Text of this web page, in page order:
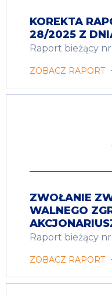
KOREKTA
28/2025 Z
Raport bieżący
ZOBACZ RAPORT
ZWOŁANIE
WALNEGO
Raport bieżący
ZOBACZ RAPORT